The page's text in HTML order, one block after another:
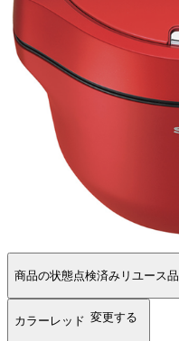
商品の状態点検済みリユース品
カラー レッド 変更する